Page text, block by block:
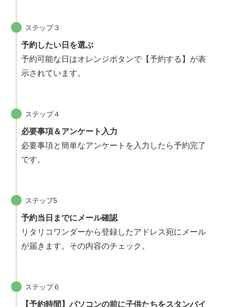
ステップ３
予約したい日を選ぶ
予約可能な日はオレンジボタンで【予約する】が表
示されています。
ステップ４
必要事項＆アンケート入力
必要事項と簡単なアンケートを入力したら予約完了
です。
ステップ5
予約当日までにメール確認
リタリコワンダーから登録したアドレス宛にメール
が届きます。その内容のチェック。
ステップ６
【予約時間】パソコンの前に子供たちをスタンバイ